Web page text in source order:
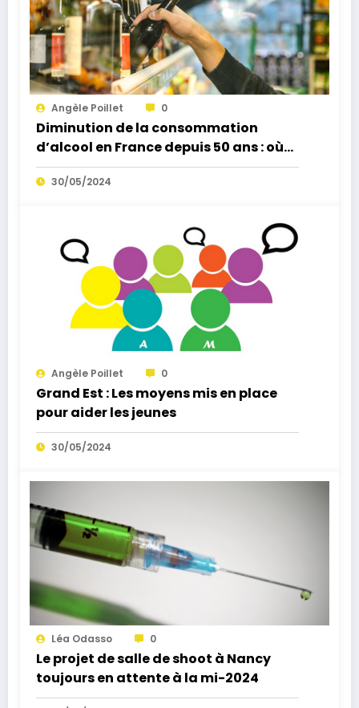
Angèle Poillet 0
Diminution de la consommation
d’alcool en France depuis 50 ans : où
se situe la jeunesse ?
30/05/2024
Angèle Poillet 0
Grand Est : Les moyens mis en place
pour aider les jeunes
30/05/2024
Léa Odasso 0
Le projet de salle de shoot à Nancy
toujours en attente à la mi-2024